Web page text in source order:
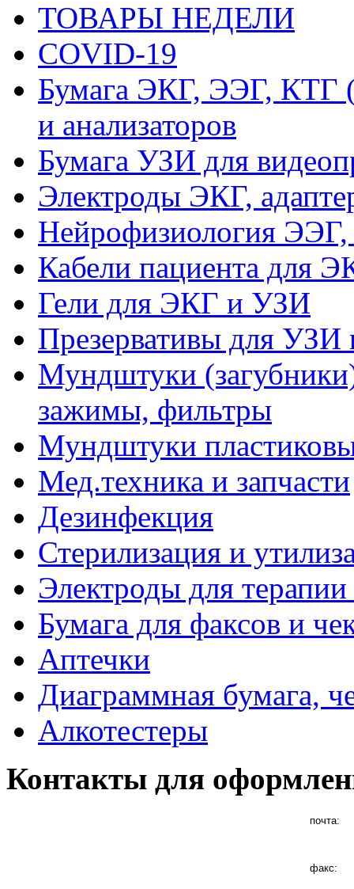
ТОВАРЫ НЕДЕЛИ
COVID-19
Бумага ЭКГ, ЭЭГ, КТГ
и анализаторов
Бумага УЗИ для
Электроды ЭКГ,
Нейрофизиология
Кабели пациента для
Гели для ЭКГ и УЗИ
Презервативы для УЗИ
Мундштуки
зажимы, фильтры
Мундштуки
Мед.техника и запчасти
Дезинфекция
Стерилизация и
Электроды для
Бумага для факсов и
Аптечки
Диаграммная бумага,
Алкотестеры
Контакты для
почта:
факс: